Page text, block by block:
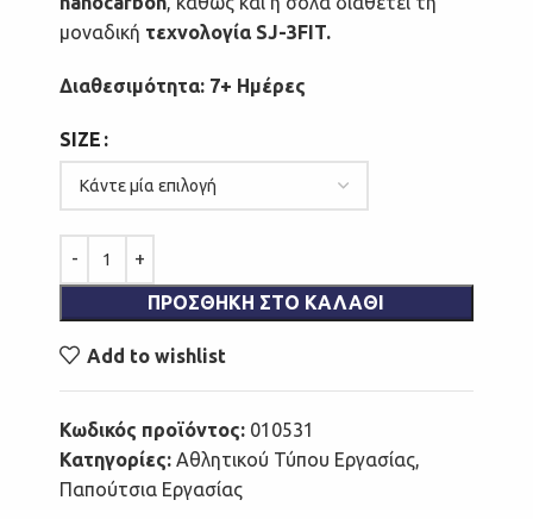
μοναδική τεχνολογία SJ-3FIT.
Διαθεσιμότητα: 7+ Ημέρες
SIZE
ΠΡΟΣΘΉΚΗ ΣΤΟ ΚΑΛΆΘΙ
Add to wishlist
Κωδικός προϊόντος: 010531
Κατηγορίες: Αθλητικού Τύπου Εργασίας,
Παπούτσια Εργασίας